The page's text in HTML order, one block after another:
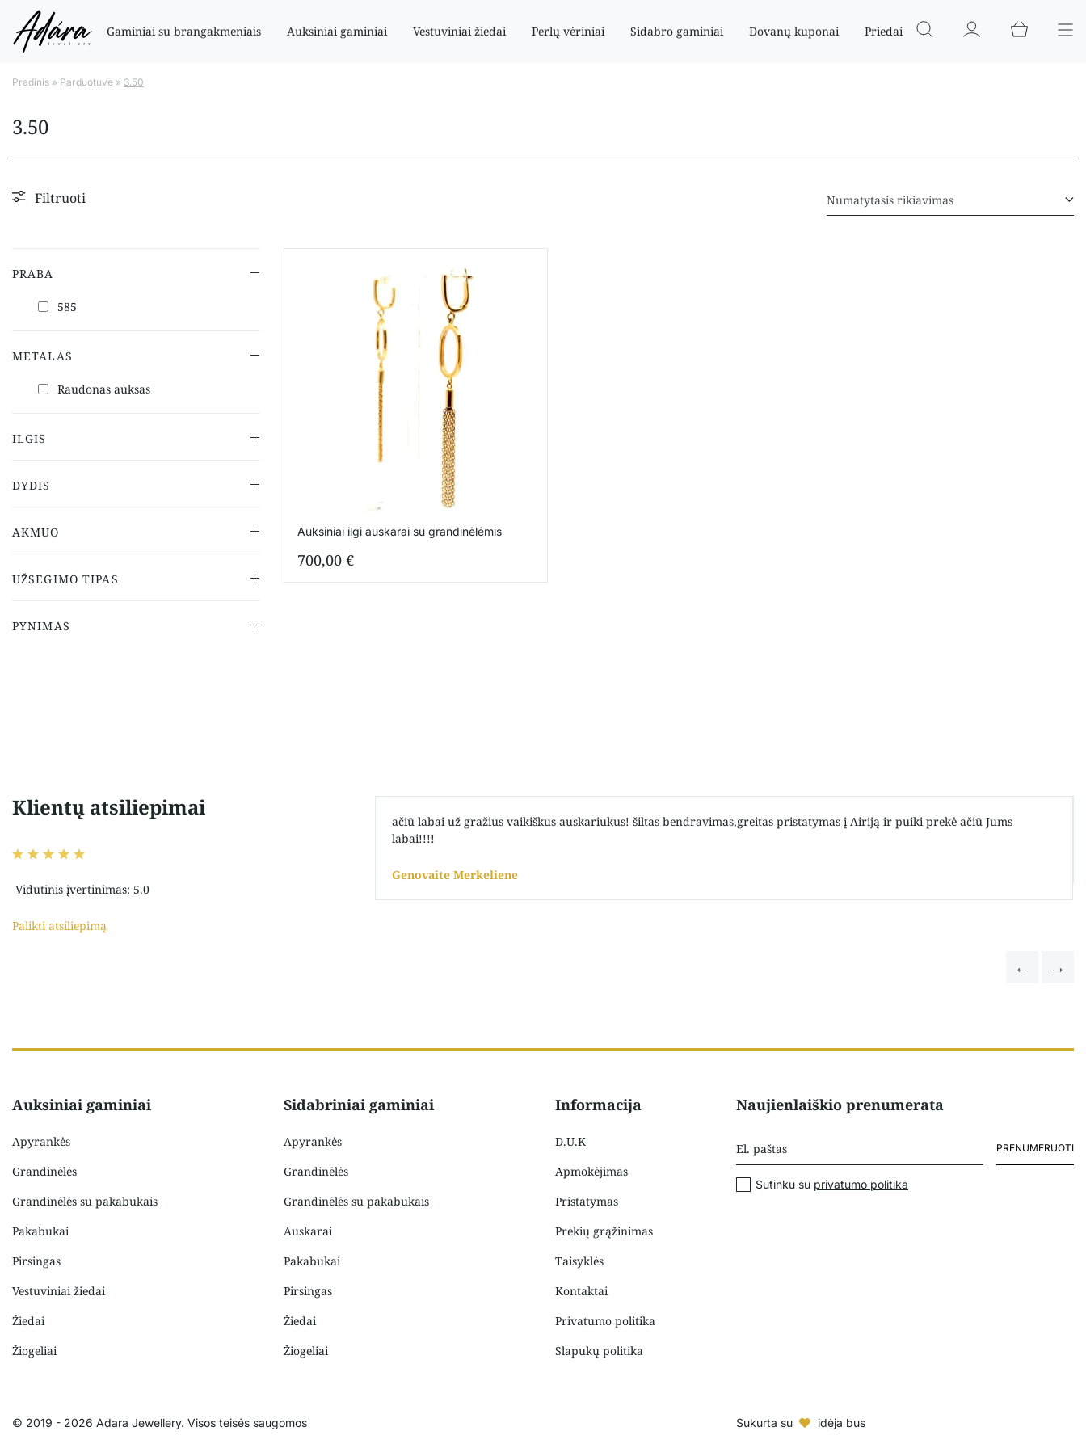
Gaminiai su brangakmeniais Auksiniai gaminiai Vestuviniai žiedai Perlų vėriniai Sidabro gaminiai Dovanų kuponai Priedai
Pradinis » Parduotuve » 3.50
3.50
Filtruoti
PRABA
585
METALAS
Raudonas auksas
ILGIS
DYDIS
AKMUO
UŽSEGIMO TIPAS
PYNIMAS
Auksiniai ilgi auskarai su grandinėlėmis
700,00 €
Klientų atsiliepimai
Vidutinis įvertinimas: 5.0
Palikti atsiliepimą
ačiū labai už gražius vaikiškus auskariukus! šiltas bendravimas,greitas pristatymas į Airiją ir puiki prekė ačiū Jums
labai!!!!
Genovaite Merkeliene
Auksiniai gaminiai
Apyrankės
Grandinėlės
Grandinėlės su pakabukais
Pakabukai
Pirsingas
Vestuviniai žiedai
Žiedai
Žiogeliai
Sidabriniai gaminiai
Apyrankės
Grandinėlės
Grandinėlės su pakabukais
Auskarai
Pakabukai
Pirsingas
Žiedai
Žiogeliai
Informacija
D.U.K
Apmokėjimas
Pristatymas
Prekių grąžinimas
Taisyklės
Kontaktai
Privatumo politika
Slapukų politika
Naujienlaiškio prenumerata
PRENUMERUOTI
Sutinku su privatumo politika
© 2019 - 2026 Adara Jewellery. Visos teisės saugomos Sukurta su idėja bus